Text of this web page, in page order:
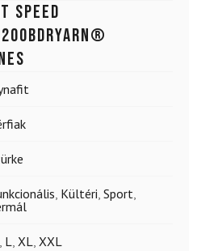
Speed
, Kültéri, Sport,
, L, XL, XXL